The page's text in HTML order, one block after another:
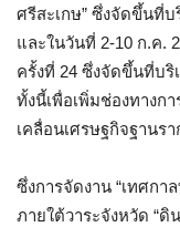
ศรีสะเกษ” ซึ่งจัดขึ้นที่
และในวันที่ 2-10 ก.ค.
ครั้งที่ 24 ซึ่งจัดขึ้นที่บ
ทั้งนี้เพื่อเพิ่มช่องทางก
เคลื่อนเศรษฐกิจฐานร
ซึ่งการจัดงาน “เทศกา
ภายใต้วาระจังหวัด “